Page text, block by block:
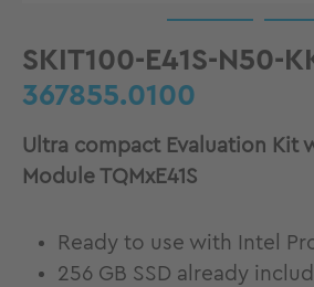
SKIT100-E41S-N50-
367855.0100
Ultra compact Evaluation Kit
Module TQMxE41S
Ready to use with Intel
256 GB SSD already